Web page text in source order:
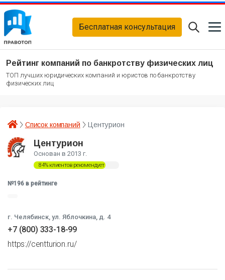
Бесплатная консультация
Рейтинг компаний по банкротству физических лиц
ТОП лучших юридических компаний и юристов по банкротству
физических лиц
Список компаний Центурион
Центурион
Основан в 2013 г.
84% клиентов рекомендует
№196 в рейтинге
г. Челябинск, ул. Яблочкина, д. 4
+7 (800) 333-18-99
https://centturion.ru/